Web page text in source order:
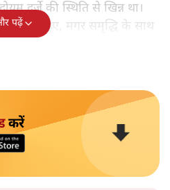
दर्जे की स्थिति से खिन्न था।
तो हुए, मगर समृद्धि के साथ
मिल रहा था।
पढ़ें
करें